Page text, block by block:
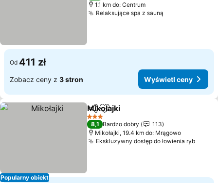
1.1 km do: Centrum
Relaksujące spa z sauną
Od 411 zł
Zobacz ceny z 3 stron Wyświetl ceny
Popularny obiekt
UdostępnijDodaj do ulubionych
Mikołajki
3 Kategoria
8,1 Bardzo dobry
113
Mikołajki, 19.4 km do: Mrągowo
Ekskluzywny dostęp do łowienia ryb